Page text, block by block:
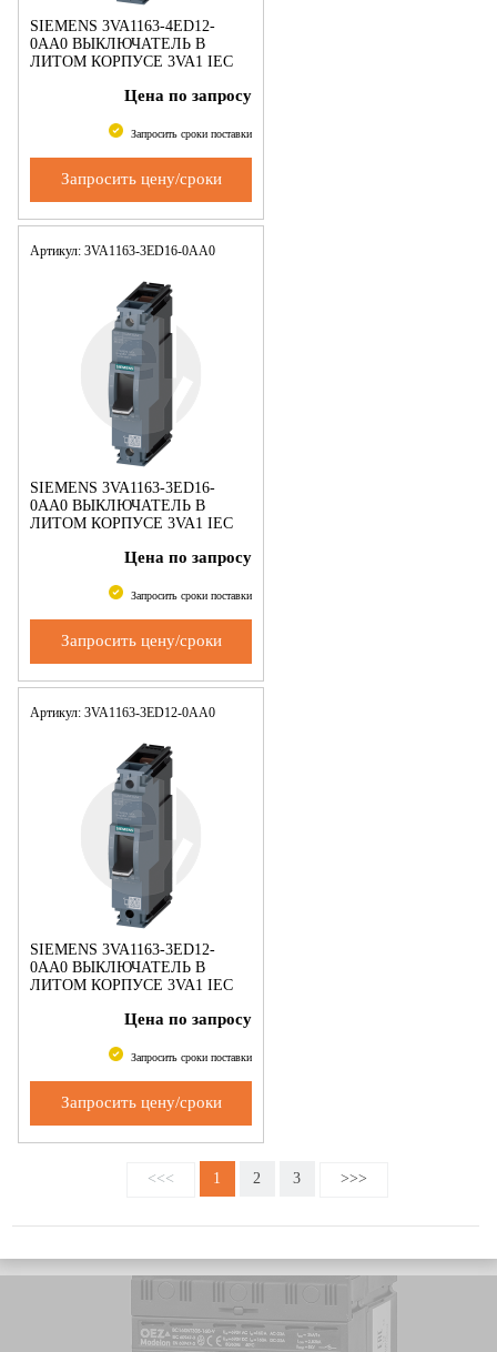
SIEMENS 3VA1163-4ED12-
0AA0 ВЫКЛЮЧАТЕЛЬ В
ЛИТОМ КОРПУСЕ 3VA1 IEC
ОТКЛ. СПОСОБНОСТИ S
ЗАЩИТА ЛИНИИ TM21
Цена по запросу
Запросить сроки поставки
Запросить цену/сроки
Артикул: 3VA1163-3ED16-0AA0
SIEMENS 3VA1163-3ED16-
0AA0 ВЫКЛЮЧАТЕЛЬ В
ЛИТОМ КОРПУСЕ 3VA1 IEC
ОТКЛ. СПОСОБНОСТИ N
ЗАЩИТА ЛИНИИ TM21
Цена по запросу
Запросить сроки поставки
Запросить цену/сроки
Артикул: 3VA1163-3ED12-0AA0
SIEMENS 3VA1163-3ED12-
0AA0 ВЫКЛЮЧАТЕЛЬ В
ЛИТОМ КОРПУСЕ 3VA1 IEC
ОТКЛ. СПОСОБНОСТИ N
ЗАЩИТА ЛИНИИ TM21
Цена по запросу
Запросить сроки поставки
Запросить цену/сроки
<<< 1 2 3 >>>